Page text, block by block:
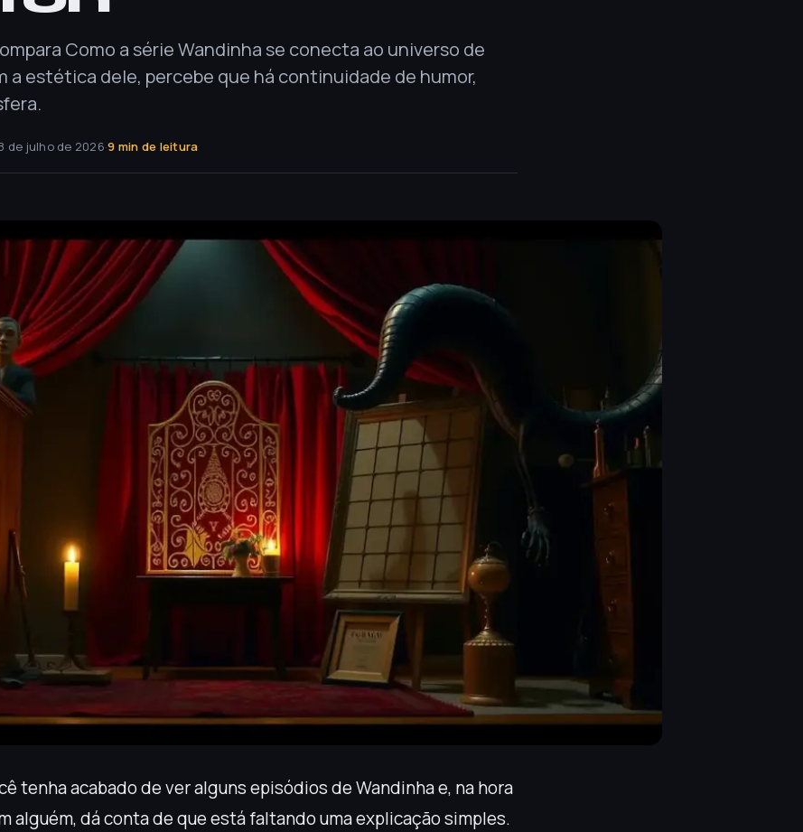
Como a série Wandinha se conecta ao universo de
a estética dele, percebe que há continuidade de humor,
de julho de 2026·9 min de leitura
tenha acabado de ver alguns episódios de Wandinha e, na hora
alguém, dá conta de que está faltando uma explicação simples.